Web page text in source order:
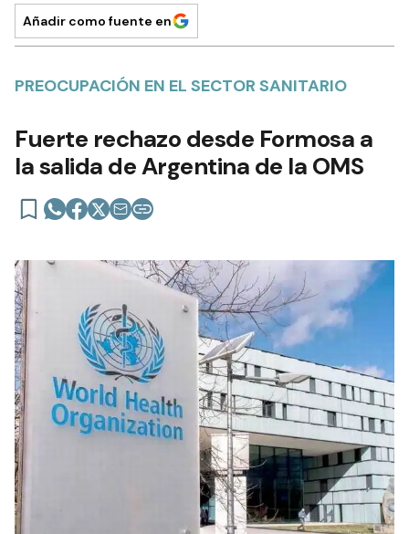
Añadir como fuente en
PREOCUPACIÓN EN EL SECTOR SANITARIO
Fuerte rechazo desde Formosa a
la salida de Argentina de la OMS